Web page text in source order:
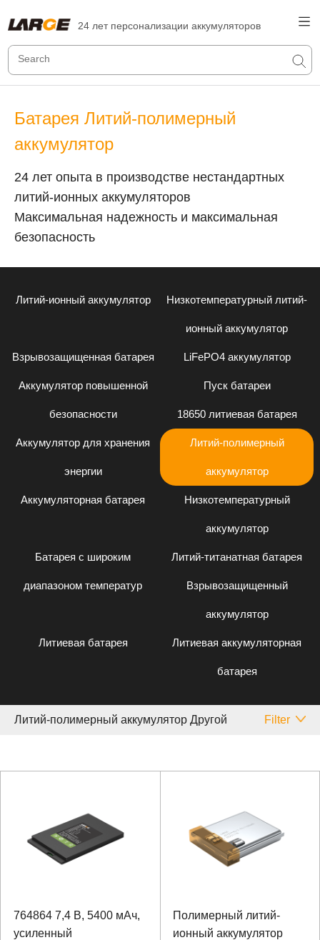
24 лет персонализации аккумуляторов
Батарея Литий-полимерный
аккумулятор
24 лет опыта в производстве нестандартных
литий-ионных аккумуляторов
Максимальная надежность и максимальная
безопасность
Литий-ионный аккумулятор Низкотемпературный литий-
ионный аккумулятор
Взрывозащищенная батарея LiFePO4 аккумулятор
Аккумулятор повышенной
безопасности
Пуск батареи
18650 литиевая батарея
Аккумулятор для хранения
энергии
Литий-полимерный
аккумулятор
Аккумуляторная батарея Низкотемпературный
аккумулятор
Батарея с широким
диапазоном температур
Литий-титанатная батарея
Взрывозащищенный
аккумулятор
Литиевая батарея Литиевая аккумуляторная
батарея
Литий-полимерный аккумулятор Другой Filter
764864 7,4 В, 5400 мАч,
усиленный
Полимерный литий-
ионный аккумулятор